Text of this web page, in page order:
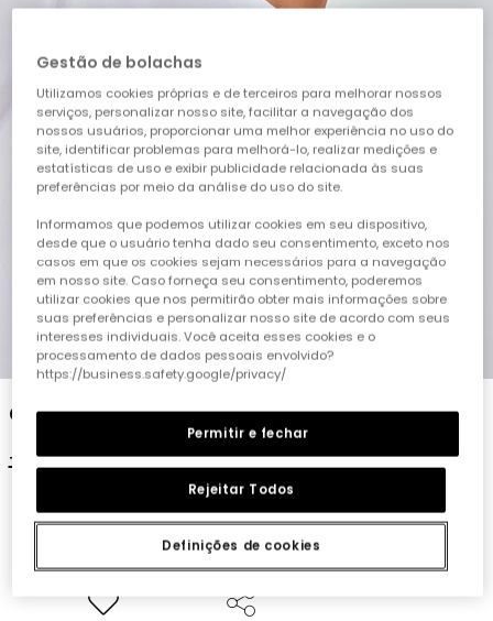
1 2 3 4 5
Camisola de algodão branca para menino
17,95 € 8,95 €
Gestão de bolachas
Utilizamos cookies próprias e de terceiros para melhorar nossos
serviços, personalizar nosso site, facilitar a navegação dos
nossos usuários, proporcionar uma melhor experiência no uso do
site, identificar problemas para melhorá-lo, realizar medições e
estatísticas de uso e exibir publicidade relacionada às suas
preferências por meio da análise do uso do site.
Informamos que podemos utilizar cookies em seu dispositivo,
desde que o usuário tenha dado seu consentimento, exceto nos
casos em que os cookies sejam necessários para a navegação
em nosso site. Caso forneça seu consentimento, poderemos
utilizar cookies que nos permitirão obter mais informações sobre
suas preferências e personalizar nosso site de acordo com seus
interesses individuais. Você aceita esses cookies e o
processamento de dados pessoais envolvido?
https://business.safety.google/privacy/
Definições de cookies
Rejeitar Todos
Permitir e fechar